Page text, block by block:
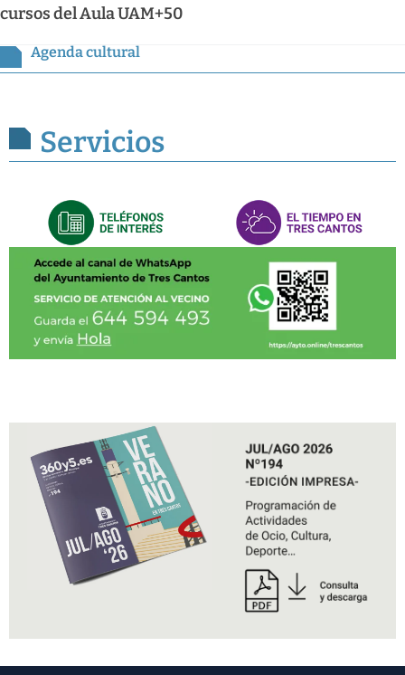
cursos del Aula UAM+50
Agenda cultural
Servicios